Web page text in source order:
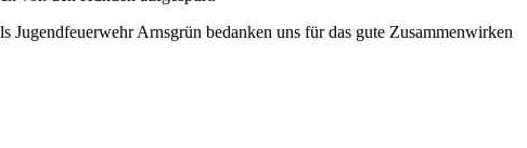
Arnsgrün bedanken uns für das gute Zusammenwirken